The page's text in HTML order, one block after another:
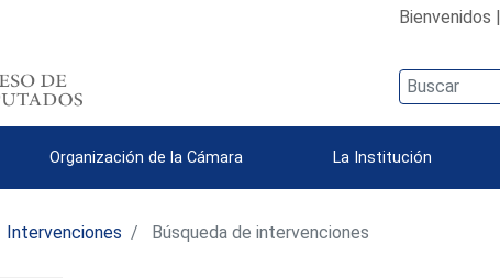
Bienvenidos |
Organización de la Cámara La Institución
Intervenciones Búsqueda de intervenciones